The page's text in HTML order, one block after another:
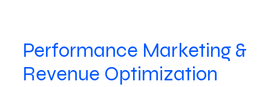
Performance Marketing &
Revenue Optimization